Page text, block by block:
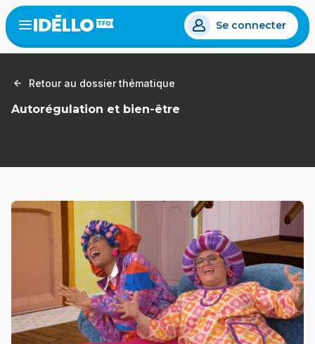
Aller
au
contenu
principal
Open
menu
Se connecter
Retour au dossier thématique
Autorégulation et bien-être